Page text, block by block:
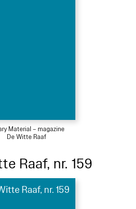
Material – magazine
De Witte Raaf
Raaf, nr. 159
Raaf, nr. 159